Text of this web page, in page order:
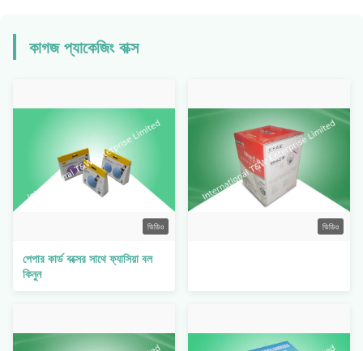
কাগজ প্যাকেজিং বাক্স
ভিডিও
পেপার কার্ড বক্সের সাথে ফ্যাসিয়া বল
কিনুন
ভিডিও